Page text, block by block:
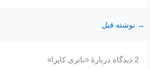
→ نوشته قبل
2 دیدگاه دربارهٔ «باتری کاپرا»